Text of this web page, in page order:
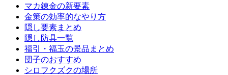
マカ錬金の新要素
金策の効率的なやり方
隠し要素まとめ
隠し防具一覧
福引・福玉の景品まとめ
団子のおすすめ
シロフクズクの場所